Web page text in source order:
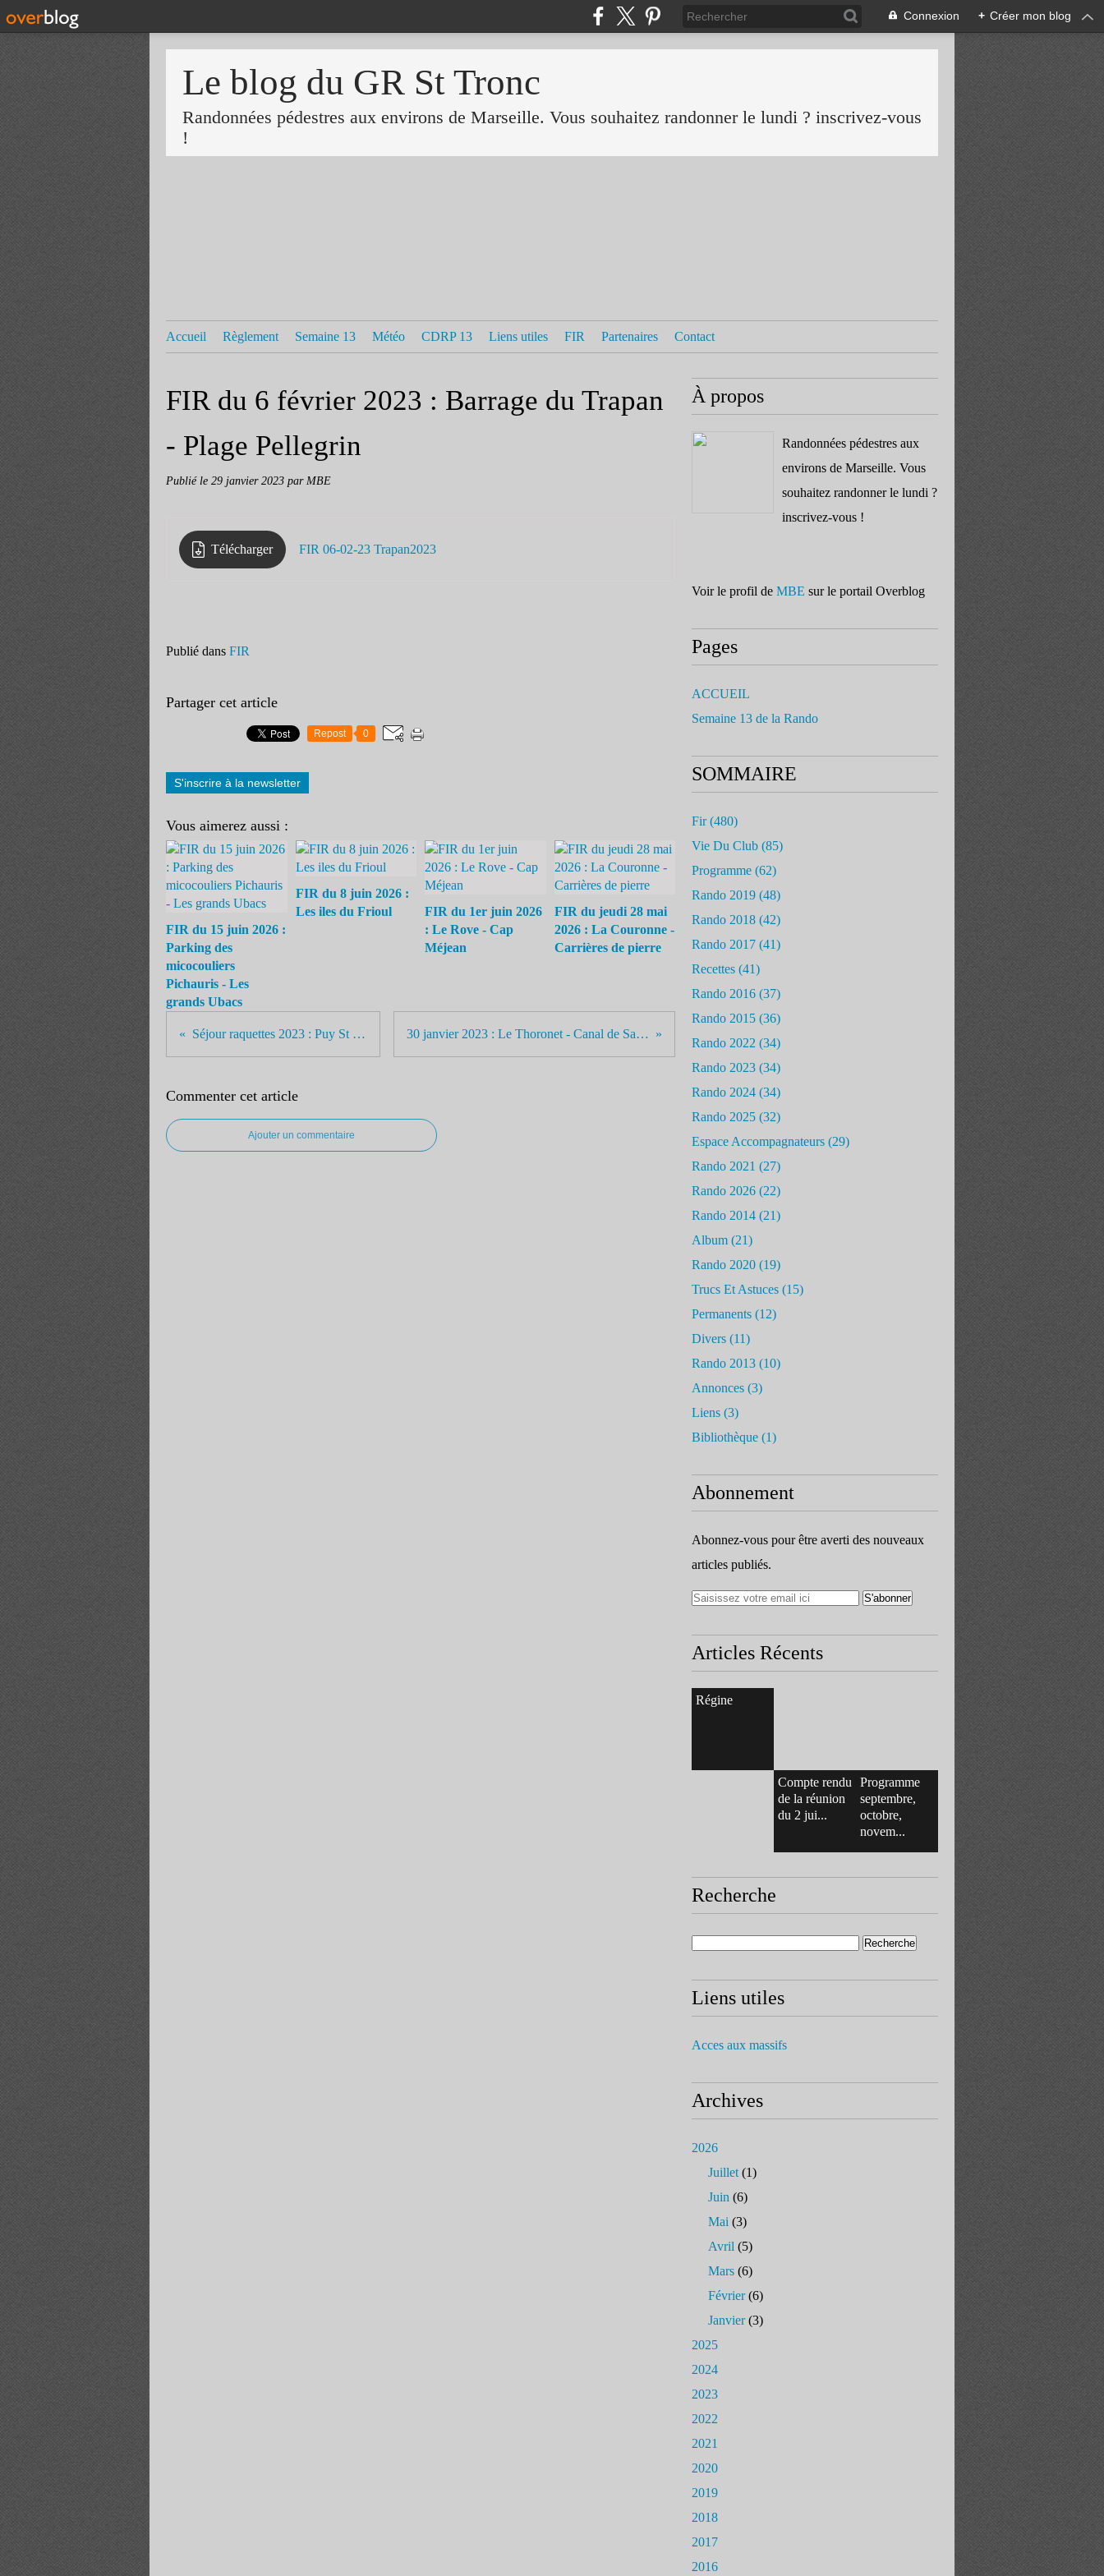
Connexion + Créer mon blog
Le blog du GR St Tronc
Randonnées pédestres aux environs de Marseille. Vous souhaitez randonner le lundi ? inscrivez-vous
!
Accueil Règlement Semaine 13 Météo CDRP 13 Liens utiles FIR Partenaires Contact
FIR du 6 février 2023 : Barrage du Trapan
- Plage Pellegrin
Publié le 29 janvier 2023 par MBE
Télécharger FIR 06-02-23 Trapan2023
Publié dans FIR
Partager cet article
Repost 0
S'inscrire à la newsletter
Vous aimerez aussi :
FIR du 15 juin 2026 :
Parking des
micocouliers
Pichauris - Les
grands Ubacs
FIR du 8 juin 2026 :
Les iles du Frioul
FIR du 1er juin 2026
: Le Rove - Cap
Méjean
FIR du jeudi 28 mai
2026 : La Couronne -
Carrières de pierre
Séjour raquettes 2023 : Puy St Vincent 30 janvier 2023 : Le Thoronet - Canal de Sainte croix
Commenter cet article
Ajouter un commentaire
À propos
Randonnées pédestres aux
environs de Marseille. Vous
souhaitez randonner le lundi ?
inscrivez-vous !
Voir le profil de MBE sur le portail Overblog
Pages
ACCUEIL
Semaine 13 de la Rando
SOMMAIRE
Fir(480)
Vie Du Club (85)
Programme (62)
Rando 2019 (48)
Rando 2018 (42)
Rando 2017 (41)
Recettes (41)
Rando 2016 (37)
Rando 2015 (36)
Rando 2022 (34)
Rando 2023 (34)
Rando 2024 (34)
Rando 2025 (32)
Espace Accompagnateurs (29)
Rando 2021 (27)
Rando 2026 (22)
Rando 2014 (21)
Album (21)
Rando 2020 (19)
Trucs Et Astuces (15)
Permanents (12)
Divers (11)
Rando 2013 (10)
Annonces (3)
Liens (3)
Bibliothèque (1)
Abonnement
Abonnez-vous pour être averti des nouveaux
articles publiés.
Articles Récents
Régine
Compte rendu
de la réunion
du 2 jui...
Programme
septembre,
octobre,
novem...
Recherche
Liens utiles
Acces aux massifs
Archives
2026
Juillet (1)
Juin (6)
Mai (3)
Avril (5)
Mars (6)
Février(6)
Janvier(3)
2025
2024
2023
2022
2021
2020
2019
2018
2017
2016